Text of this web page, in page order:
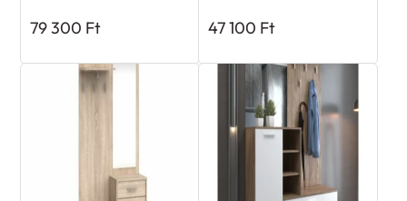
79 300 Ft 47 100 Ft